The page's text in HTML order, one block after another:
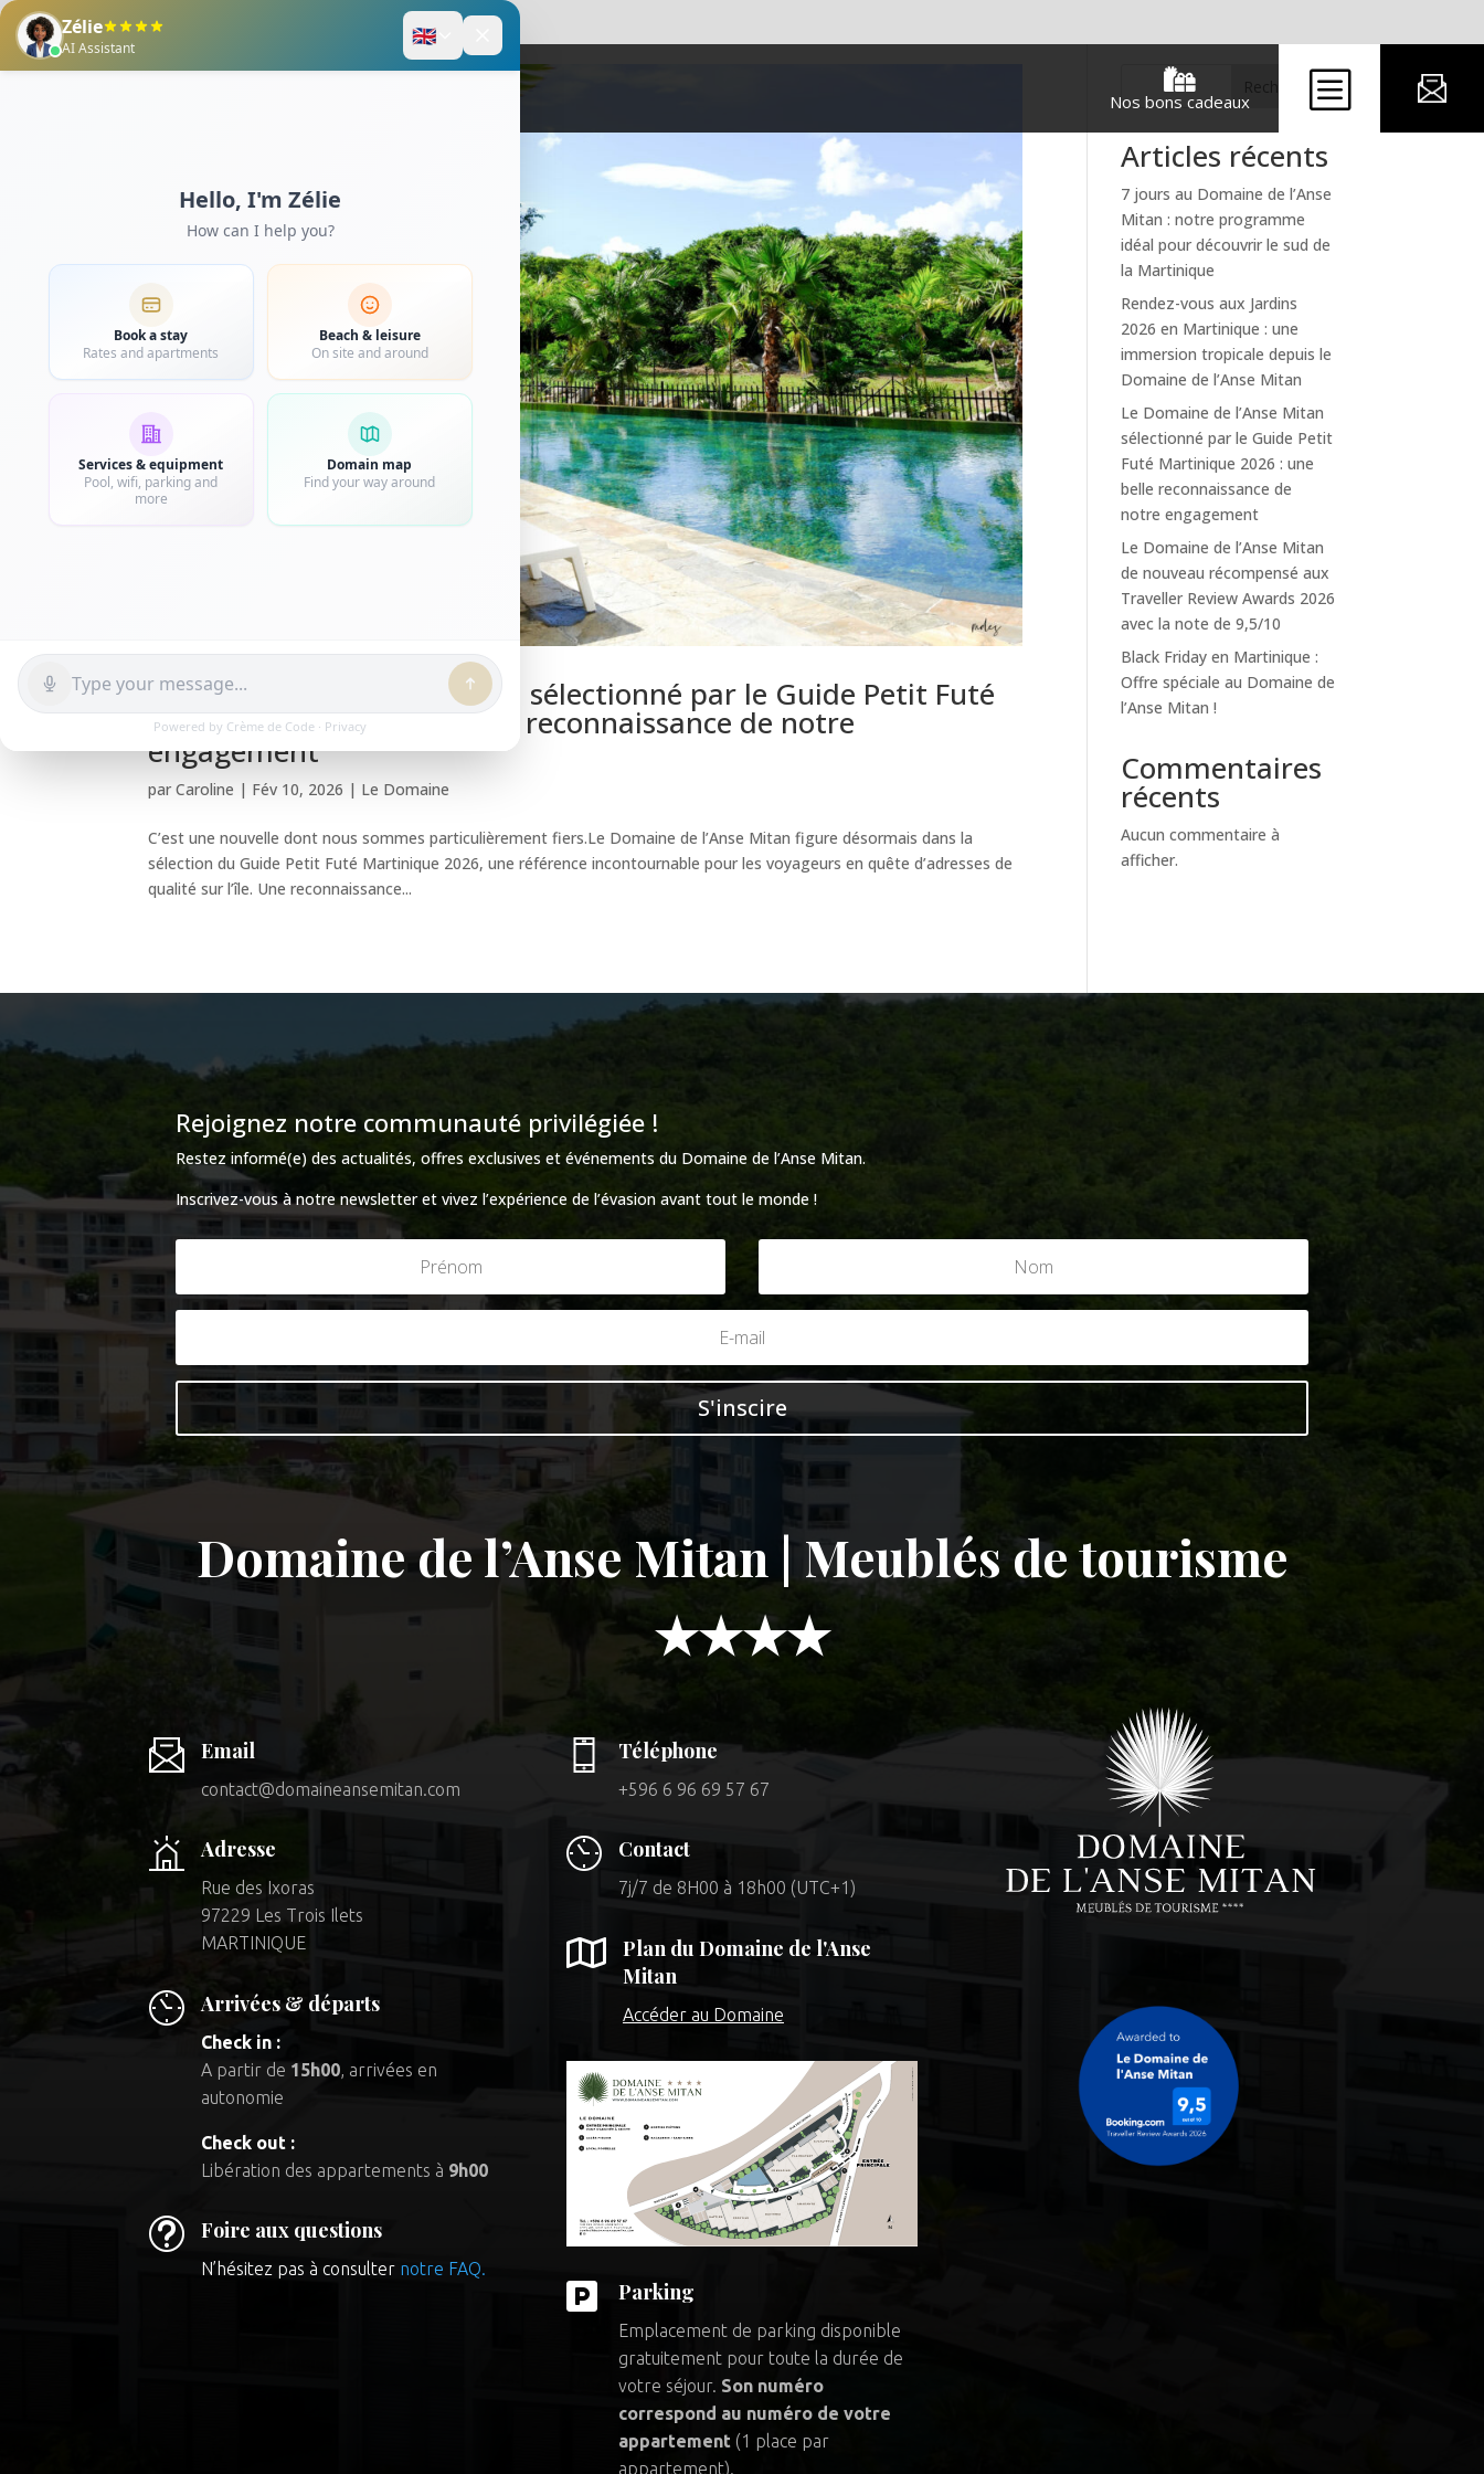
Enregistrez-vous

Nos bons cadeaux b
Le Domaine de l’Anse Mitan sélectionné par le Guide Petit Futé
Martinique 2026 : une belle reconnaissance de notre
engagement
parCaroline | Fév 10, 2026 | Le Domaine
C’est une nouvelle dont nous sommes particulièrement fiers.Le Domaine de l’Anse Mitan figure désormais dans la
sélection du Guide Petit Futé Martinique 2026, une référence incontournable pour les voyageurs en quête d’adresses de
qualité sur l’île. Une reconnaissance...
Rechercher
Articles récents
7 jours au Domaine de l’Anse
Mitan : notre programme
idéal pour découvrir le sud de
la Martinique
Rendez-vous aux Jardins
2026 en Martinique : une
immersion tropicale depuis le
Domaine de l’Anse Mitan
Le Domaine de l’Anse Mitan
sélectionné par le Guide Petit
Futé Martinique 2026 : une
belle reconnaissance de
notre engagement
Le Domaine de l’Anse Mitan
de nouveau récompensé aux
Traveller Review Awards 2026
avec la note de 9,5/10
Black Friday en Martinique :
Offre spéciale au Domaine de
l’Anse Mitan !
Commentaires
récents
Aucun commentaire à
afficher.
Rejoignez notre communauté privilégiée !
Restez informé(e) des actualités, offres exclusives et événements du Domaine de l’Anse Mitan.
Inscrivez-vous à notre newsletter et vivez l’expérience de l’évasion avant tout le monde !
S'inscire
Domaine de l’Anse Mitan | Meublés de tourisme
★★★★
Email
contact@domaineansemitan.com
Adresse
Rue des Ixoras
97229 Les Trois Ilets
MARTINIQUE
Arrivées & départs
Check in :
A partir de 15h00, arrivées en
autonomie
Check out :
Libération des appartements à 9h00
t Foire aux questions
N’hésitez pas à consulter notre FAQ.
Téléphone
+596 6 96 69 57 67
Contact
7j/7 de 8H00 à 18h00 (UTC+1)

Plan du Domaine de l'Anse
Mitan
Accéder au Domaine
 Parking
Emplacement de parking disponible
gratuitement pour toute la durée de
votre séjour. Son numéro
correspond au numéro de votre
appartement(1 place par
appartement).